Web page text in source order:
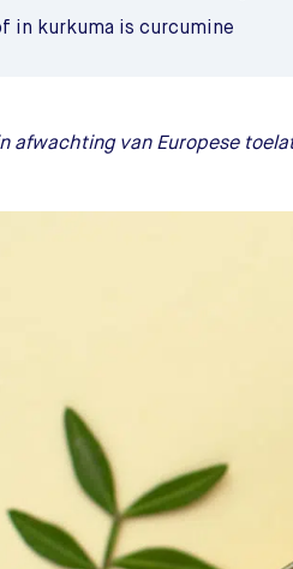
in kurkuma is curcumine
afwachting van Europese